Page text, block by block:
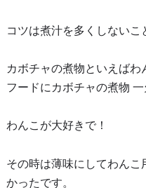
コツは煮汁を多くしないこ
カボチャの煮物といえば
フードにカボチャの煮物 一
わんこが大好きで！
その時は薄味にしてわん
かったです。